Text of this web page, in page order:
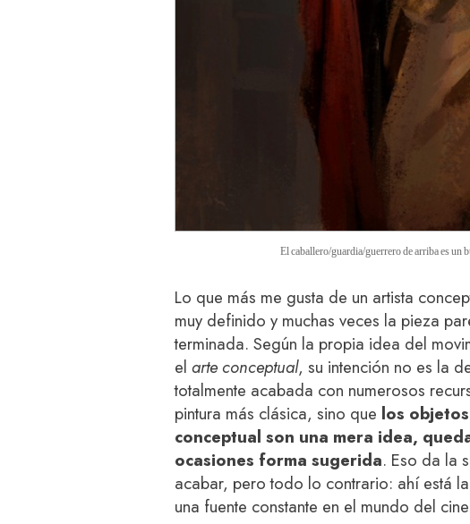
El caballero/guardia/guerrero de arriba es un
Lo que más me gusta de un artista
muy definido y muchas veces la pieza
terminada. Según la propia idea del
el arte conceptual, su intención no es la
totalmente acabada con numerosos
pintura más clásica, sino que los
conceptual son una mera idea,
ocasiones forma sugerida. Eso da la
acabar, pero todo lo contrario: ahí está
una fuente constante en el mundo del